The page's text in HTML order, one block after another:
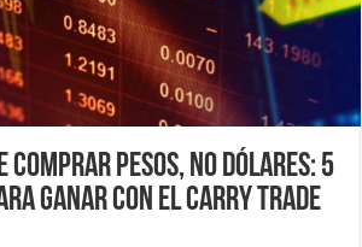
comprar pesos, no dólares: 5
ganar con el carry trade